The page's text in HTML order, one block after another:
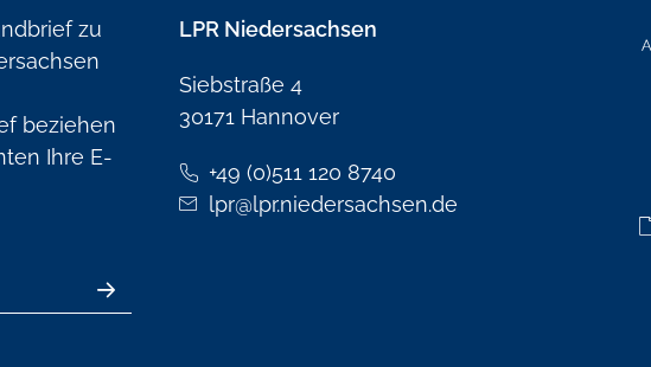
zu
beziehen
Ihre E-
ABSENDEN
LPR Niedersachsen
Siebstraße 4
30171 Hannover
+49 (0)511 120 8740
lpr@lpr.niedersachsen.de